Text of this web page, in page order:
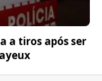
a tiros após ser